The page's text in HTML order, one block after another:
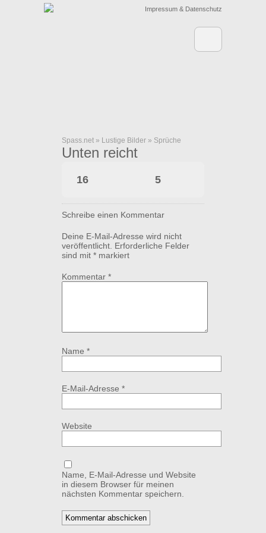
Impressum & Datenschutz
Spass.net » Lustige Bilder » Sprüche
Unten reicht
16 5
Schreibe einen Kommentar
Deine E-Mail-Adresse wird nicht
veröffentlicht. Erforderliche Felder
sind mit * markiert
Kommentar *
Name *
E-Mail-Adresse *
Website
Name, E-Mail-Adresse und Website
in diesem Browser für meinen
nächsten Kommentar speichern.